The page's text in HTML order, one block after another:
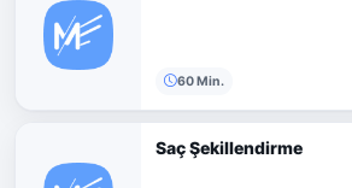
60 Min.
Saç Şekillendirme